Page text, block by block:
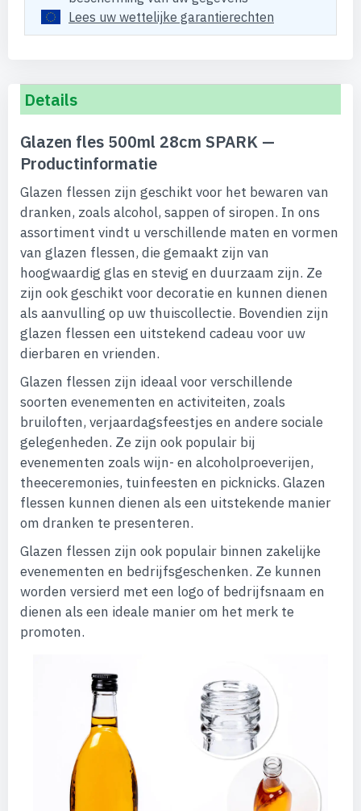
Lees uw wettelijke garantierechten
Details
Glazen fles 500ml 28cm SPARK —
Productinformatie
Glazen flessen zijn geschikt voor het bewaren van
dranken, zoals alcohol, sappen of siropen. In ons
assortiment vindt u verschillende maten en vormen
van glazen flessen, die gemaakt zijn van
hoogwaardig glas en stevig en duurzaam zijn. Ze
zijn ook geschikt voor decoratie en kunnen dienen
als aanvulling op uw thuiscollectie. Bovendien zijn
glazen flessen een uitstekend cadeau voor uw
dierbaren en vrienden.
Glazen flessen zijn ideaal voor verschillende
soorten evenementen en activiteiten, zoals
bruiloften, verjaardagsfeestjes en andere sociale
gelegenheden. Ze zijn ook populair bij
evenementen zoals wijn- en alcoholproeverijen,
theeceremonies, tuinfeesten en picknicks. Glazen
flessen kunnen dienen als een uitstekende manier
om dranken te presenteren.
Glazen flessen zijn ook populair binnen zakelijke
evenementen en bedrijfsgeschenken. Ze kunnen
worden versierd met een logo of bedrijfsnaam en
dienen als een ideale manier om het merk te
promoten.